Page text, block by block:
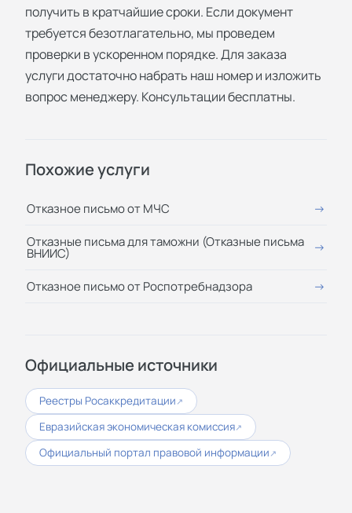
получить в кратчайшие сроки. Если документ
требуется безотлагательно, мы проведем
проверки в ускоренном порядке. Для заказа
услуги достаточно набрать наш номер и изложить
вопрос менеджеру. Консультации бесплатны.
Похожие услуги
Отказное письмо от МЧС
Отказные письма для таможни (Отказные письма
ВНИИС)
Отказное письмо от Роспотребнадзора
Официальные источники
Реестры Росаккредитации ↗
Евразийская экономическая комиссия↗
Официальный портал правовой информации ↗